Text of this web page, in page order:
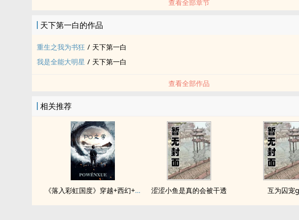
查看全部章节
天下第一白的作品
重生之我为书狂 / 天下第一白
我是全能大明星 / 天下第一白
查看全部作品
相关推荐
《落入彩虹国度》穿越+西幻+言情 涩涩小鱼是真的会被干透 互为囚宠